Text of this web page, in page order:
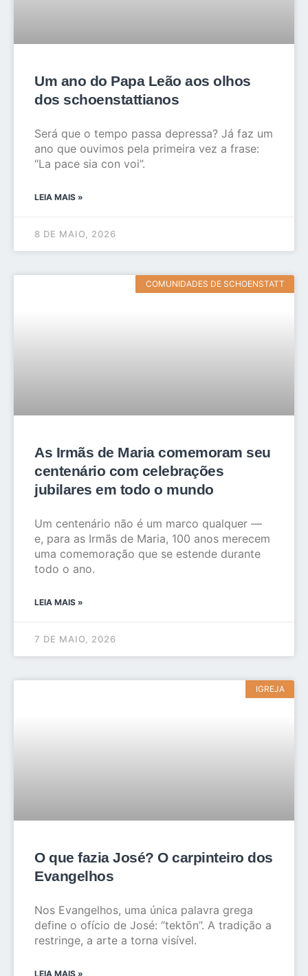
Um ano do Papa Leão aos olhos
dos schoenstattianos
Será que o tempo passa depressa? Já faz um
ano que ouvimos pela primeira vez a frase:
“La pace sia con voi”.
LEIA MAIS »
8 DE MAIO, 2026
COMUNIDADES DE SCHOENSTATT
As Irmãs de Maria comemoram seu
centenário com celebrações
jubilares em todo o mundo
Um centenário não é um marco qualquer —
e, para as Irmãs de Maria, 100 anos merecem
uma comemoração que se estende durante
todo o ano.
LEIA MAIS »
7 DE MAIO, 2026
IGREJA
O que fazia José? O carpinteiro dos
Evangelhos
Nos Evangelhos, uma única palavra grega
define o ofício de José: “tektōn”. A tradição a
restringe, a arte a torna visível.
LEIA MAIS »